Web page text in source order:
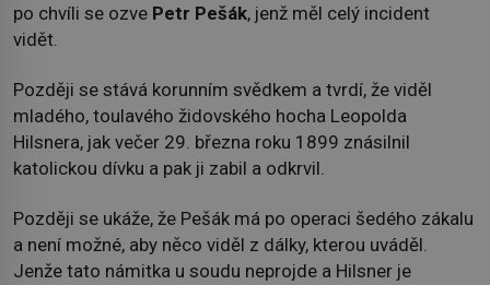
po chvíli se ozve Petr Pešák, jenž měl celý incident
vidět.
Později se stává korunním svědkem a tvrdí, že viděl
mladého, toulavého židovského hocha Leopolda
Hilsnera, jak večer 29. března roku 1899 znásilnil
katolickou dívku a pak ji zabil a odkrvil.
Později se ukáže, že Pešák má po operaci šedého zákalu
a není možné, aby něco viděl z dálky, kterou uváděl.
Jenže tato námitka u soudu neprojde a Hilsner je